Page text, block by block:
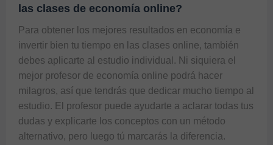
las clases de economía online?
Para obtener los mejores resultados en economía e
invertir bien tu tiempo en las clases online, también
debes aplicarte al estudio individual. Ni siquiera el
mejor profesor de economía online podrá hacer
milagros, así que tendrás que dedicar mucho tiempo al
estudio. El profesor puede ayudarte a aclarar todas tus
dudas y explicarte los conceptos con un método
alternativo, pero luego tú marcarás la diferencia.